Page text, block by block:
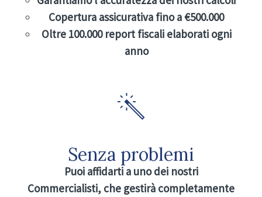
Copertura assicurativa fino a €500.000
Oltre 100.000 report fiscali elaborati ogni
anno
Senza problemi
Puoi affidarti a uno dei nostri
Commercialisti, che gestirà completamente